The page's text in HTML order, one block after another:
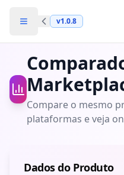
Toggle Sidebar
v1.0.8
Compare o mesmo
plataformas e veja
Dados do Produto